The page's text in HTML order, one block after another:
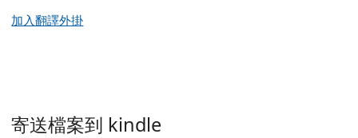
加入翻譯外掛
寄送檔案到 kindle